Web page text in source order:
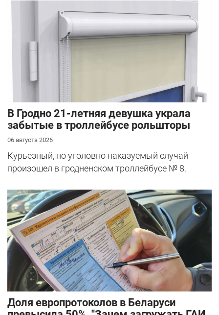
В Гродно 21-летняя девушка украла
забытые в троллейбусе рольшторы
06 августа 2026
Курьезный, но уголовно наказуемый случай
произошел в гродненском троллейбусе № 8.
Доля европротоколов в Беларуси